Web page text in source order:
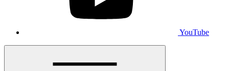
YouTube